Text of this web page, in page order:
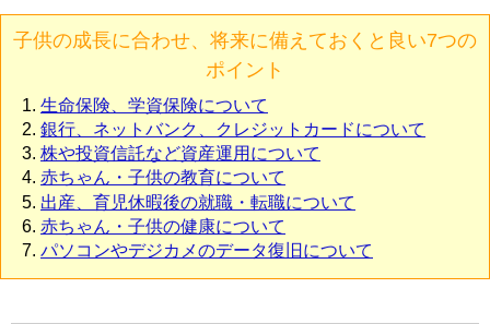
子供の成長に合わせ、将来に備えておくと良い7つの
ポイント
生命保険、学資保険について
銀行、ネットバンク、クレジットカードについて
株や投資信託など資産運用について
赤ちゃん・子供の教育について
出産、育児休暇後の就職・転職について
赤ちゃん・子供の健康について
パソコンやデジカメのデータ復旧について